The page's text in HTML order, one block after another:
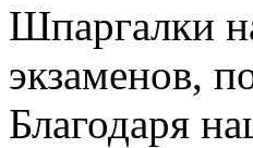
Шпаргалки
экзаменов,
Благодаря